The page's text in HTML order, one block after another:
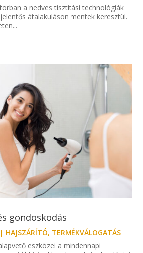
a nedves tisztítási technológiák
átalakuláson mentek keresztül.
gondoskodás
| HAJSZÁRÍTÓ, TERMÉKVÁLOGATÁS
eszközei a mindennapi